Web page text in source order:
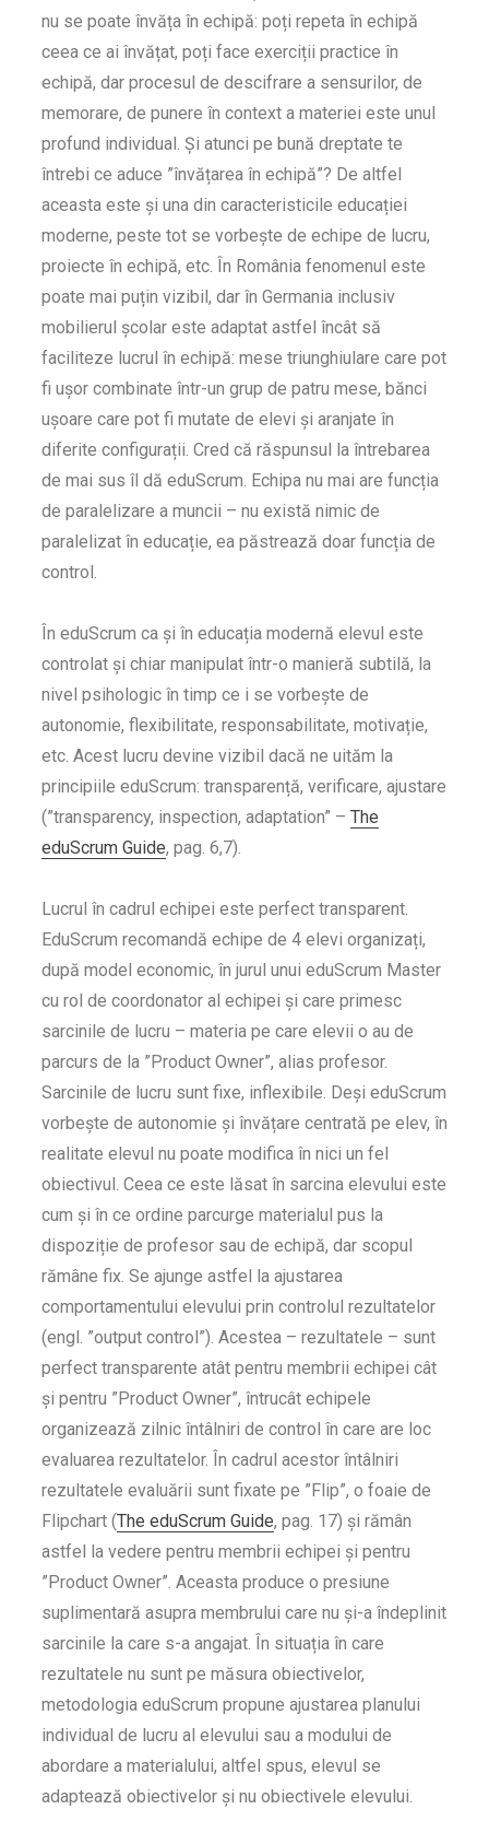
nu se poate învăța în echipă: poți repeta în echipă
ceea ce ai învățat, poți face exerciții practice în
echipă, dar procesul de descifrare a sensurilor, de
memorare, de punere în context a materiei este unul
profund individual. Și atunci pe bună dreptate te
întrebi ce aduce ”învățarea în echipă”? De altfel
aceasta este și una din caracteristicile educației
moderne, peste tot se vorbește de echipe de lucru,
proiecte în echipă, etc. În România fenomenul este
poate mai puțin vizibil, dar în Germania inclusiv
mobilierul școlar este adaptat astfel încât să
faciliteze lucrul în echipă: mese triunghiulare care pot
fi ușor combinate într-un grup de patru mese, bănci
ușoare care pot fi mutate de elevi și aranjate în
diferite configurații. Cred că răspunsul la întrebarea
de mai sus îl dă eduScrum. Echipa nu mai are funcția
de paralelizare a muncii – nu există nimic de
paralelizat în educație, ea păstrează doar funcția de
control.
În eduScrum ca și în educația modernă elevul este
controlat și chiar manipulat într-o manieră subtilă, la
nivel psihologic în timp ce i se vorbește de
autonomie, flexibilitate, responsabilitate, motivație,
etc. Acest lucru devine vizibil dacă ne uităm la
principiile eduScrum: transparență, verificare, ajustare
(”transparency, inspection, adaptation” – The
eduScrum Guide, pag. 6,7).
Lucrul în cadrul echipei este perfect transparent.
EduScrum recomandă echipe de 4 elevi organizați,
după model economic, în jurul unui eduScrum Master
cu rol de coordonator al echipei și care primesc
sarcinile de lucru – materia pe care elevii o au de
parcurs de la ”Product Owner”, alias profesor.
Sarcinile de lucru sunt fixe, inflexibile. Deși eduScrum
vorbește de autonomie și învățare centrată pe elev, în
realitate elevul nu poate modifica în nici un fel
obiectivul. Ceea ce este lăsat în sarcina elevului este
cum și în ce ordine parcurge materialul pus la
dispoziție de profesor sau de echipă, dar scopul
rămâne fix. Se ajunge astfel la ajustarea
comportamentului elevului prin controlul rezultatelor
(engl. ”output control”). Acestea – rezultatele – sunt
perfect transparente atât pentru membrii echipei cât
și pentru ”Product Owner”, întrucât echipele
organizează zilnic întâlniri de control în care are loc
evaluarea rezultatelor. În cadrul acestor întâlniri
rezultatele evaluării sunt fixate pe ”Flip”, o foaie de
Flipchart (The eduScrum Guide, pag. 17) și rămân
astfel la vedere pentru membrii echipei și pentru
”Product Owner”. Aceasta produce o presiune
suplimentară asupra membrului care nu și-a îndeplinit
sarcinile la care s-a angajat. În situația în care
rezultatele nu sunt pe măsura obiectivelor,
metodologia eduScrum propune ajustarea planului
individual de lucru al elevului sau a modului de
abordare a materialului, altfel spus, elevul se
adaptează obiectivelor și nu obiectivele elevului.